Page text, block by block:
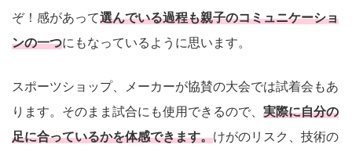
ぞ！感があって選んでいる過程も親子のコミュニケーショ
ンの一つにもなっているように思います。
スポーツショップ、メーカーが協賛の大会では試着会もあ
ります。そのまま試合にも使用できるので、 実際に自分の
足に合っているかを体感できます。けがのリスク、技術の